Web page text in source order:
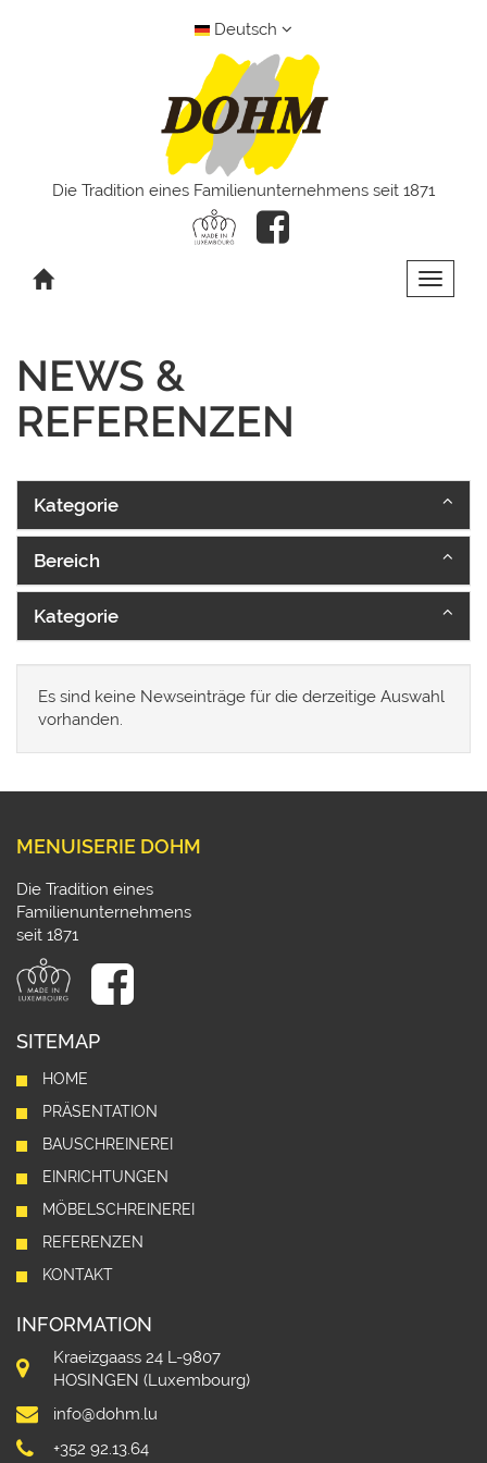
Deutsch
Die Tradition eines Familienunternehmens seit 1871
Toggle
NEWS &
REFERENZEN
Kategorie
Bereich
Kategorie
Es sind keine Newseinträge für die derzeitige Auswahl
vorhanden.
MENUISERIE DOHM
Die Tradition eines
Familienunternehmens
seit 1871
SITEMAP
HOME
PRÄSENTATION
BAUSCHREINEREI
EINRICHTUNGEN
MÖBELSCHREINEREI
REFERENZEN
KONTAKT
INFORMATION
Kraeizgaass 24 L-9807
HOSINGEN (Luxembourg)
info@dohm.lu
+352 92.13.64